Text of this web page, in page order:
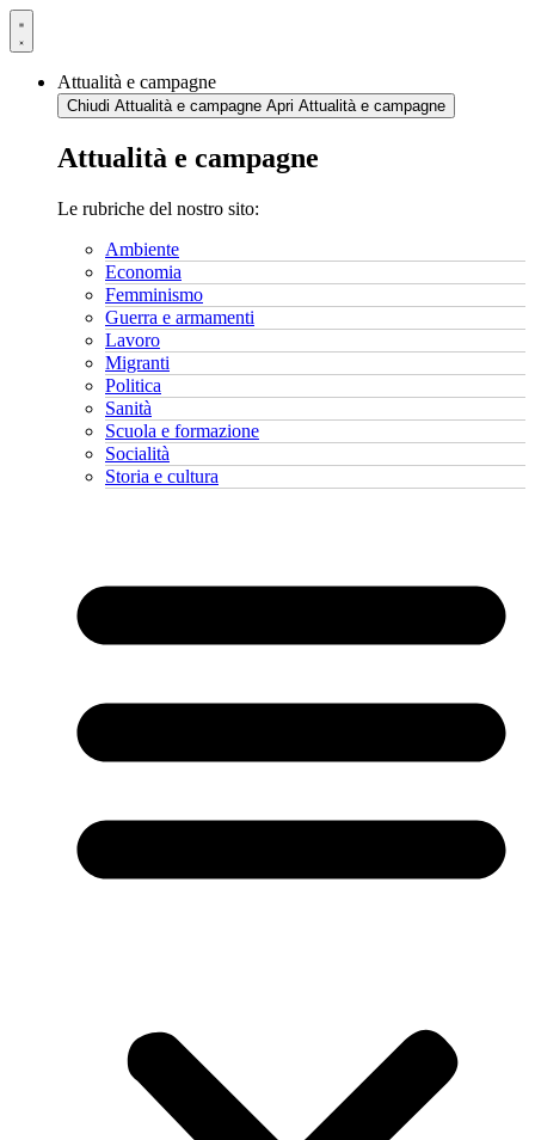
Vai
al
Attualità e campagne
Chiudi Attualità e campagne Apri Attualità e campagne
Attualità e campagne
Le rubriche del nostro sito:
Ambiente
Economia
Femminismo
Guerra e armamenti
Lavoro
Migranti
Politica
Sanità
Scuola e formazione
Socialità
Storia e cultura